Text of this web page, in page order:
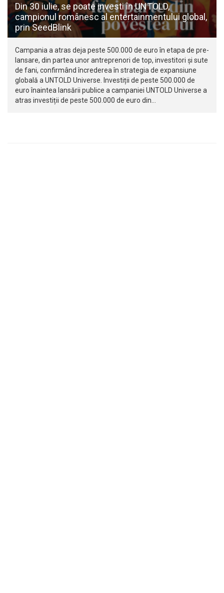
Din 30 iulie, se poate investi în UNTOLD,
campionul românesc al entertainmentului global,
prin SeedBlink
Campania a atras deja peste 500.000 de euro în etapa de pre-
lansare, din partea unor antreprenori de top, investitori și sute
de fani, confirmând încrederea în strategia de expansiune
globală a UNTOLD Universe. Investiții de peste 500.000 de
euro înaintea lansării publice a campaniei UNTOLD Universe a
atras investiții de peste 500.000 de euro din…